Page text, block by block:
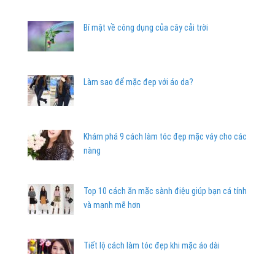
Bí mật về công dụng của cây cải trời
Làm sao để mặc đẹp với áo da?
Khám phá 9 cách làm tóc đẹp mặc váy cho các
nàng
Top 10 cách ăn mặc sành điệu giúp bạn cá tính
và mạnh mẽ hơn
Tiết lộ cách làm tóc đẹp khi mặc áo dài